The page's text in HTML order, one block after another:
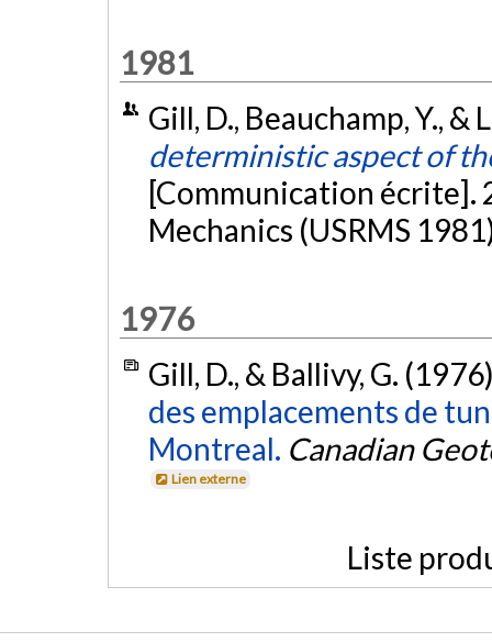
1981
Gill, D., Beauchamp, Y.,
deterministic aspect of
[Communication écrite].
Mechanics (USRMS
1976
Gill, D., & Ballivy, G.
des emplacements de
Montreal. Canadian
Lien externe
Liste